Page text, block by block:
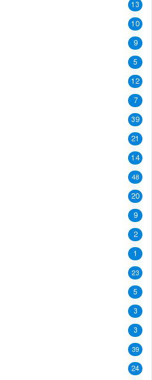
13
10
9
5
12
7
39
21
14
48
20
9
2
1
23
5
3
3
39
24